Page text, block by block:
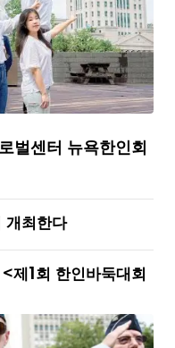
벌센터 뉴욕한인회
개최한다
제1회 한인바둑대회